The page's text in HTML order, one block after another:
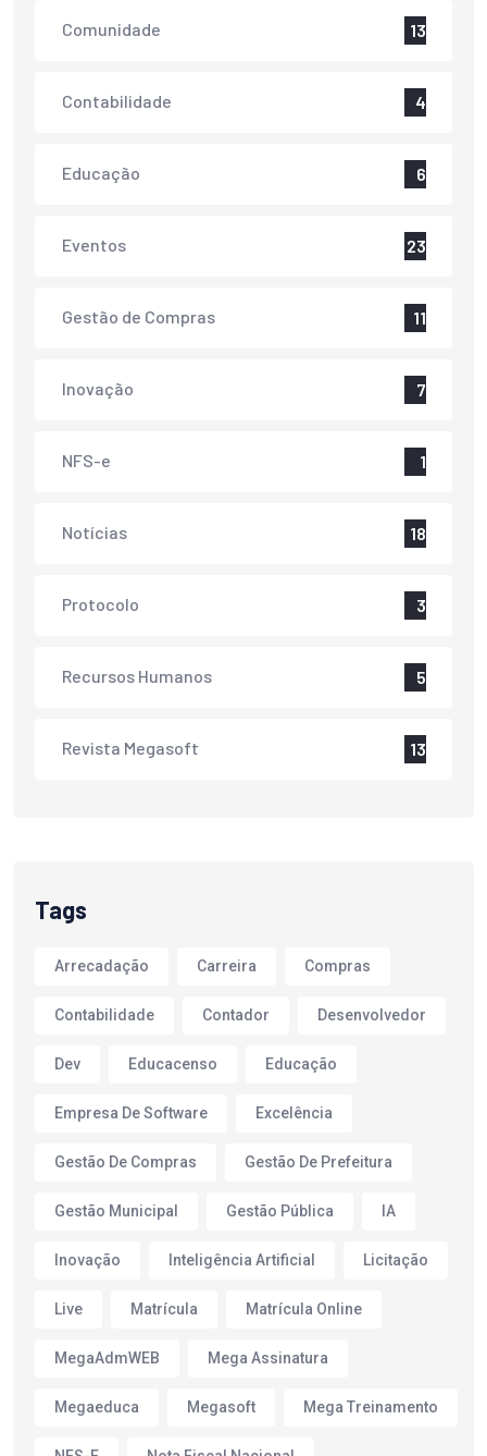
Comunidade 13
Contabilidade 4
Educação 6
Eventos 23
Gestão de Compras 11
Inovação 7
NFS-e 1
Notícias 18
Protocolo 3
Recursos Humanos 5
Revista Megasoft 13
Tags
Arrecadação Carreira Compras
Contabilidade Contador Desenvolvedor
Dev Educacenso Educação
Empresa De Software Excelência
Gestão De Compras Gestão De Prefeitura
Gestão Municipal Gestão Pública IA
Inovação Inteligência Artificial Licitação
Live Matrícula Matrícula Online
MegaAdmWEB Mega Assinatura
Megaeduca Megasoft Mega Treinamento